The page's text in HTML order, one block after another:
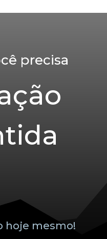
precisa
hoje mesmo!